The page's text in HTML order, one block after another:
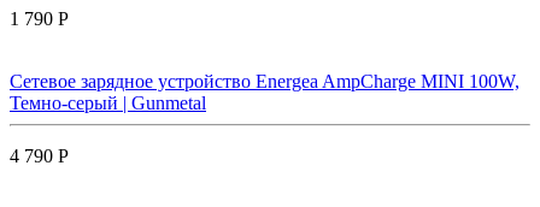
1 790 Р
Сетевое зарядное устройство Energea AmpCharge MINI 100W,
Темно-серый | Gunmetal
4 790 Р